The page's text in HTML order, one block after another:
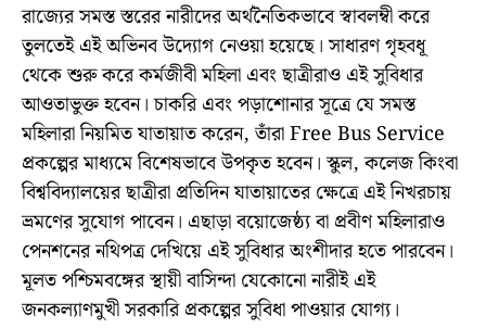
রাজ্যের সমস্ত স্তরের নারীদের অর্থনৈতিকভাবে স্বাবলম্বী করে
তুলতেই এই অভিনব উদ্যোগ নেওয়া হয়েছে। সাধারণ গৃহবধূ
থেকে শুরু করে কর্মজীবী মহিলা এবং ছাত্রীরাও এই সুবিধার
আওতাভুক্ত হবেন। চাকরি এবং পড়াশোনার সূত্রে যে সমস্ত
মহিলারা নিয়মিত যাতায়াত করেন, তাঁরা Free Bus Service
প্রকল্পের মাধ্যমে বিশেষভাবে উপকৃত হবেন। স্কুল, কলেজ কিংবা
বিশ্ববিদ্যালয়ের ছাত্রীরা প্রতিদিন যাতায়াতের ক্ষেত্রে এই নিখরচায়
ভ্রমণের সুযোগ পাবেন। এছাড়া বয়োজেষ্ঠ্য বা প্রবীণ মহিলারাও
পেনশনের নথিপত্র দেখিয়ে এই সুবিধার অংশীদার হতে পারবেন।
মূলত পশ্চিমবঙ্গের স্থায়ী বাসিন্দা যেকোনো নারীই এই
জনকল্যাণমুখী সরকারি প্রকল্পের সুবিধা পাওয়ার যোগ্য।